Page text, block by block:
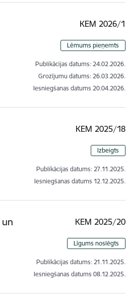
KEM 2026/1
Lēmums pieņemts
Publikācijas datums: 24.02.2026.
Grozījumu datums: 26.03.2026.
Iesniegšanas datums 20.04.2026.
KEM 2025/18
Izbeigts
Publikācijas datums: 27.11.2025.
Iesniegšanas datums 12.12.2025.
KEM 2025/20
Līgums noslēgts
Publikācijas datums: 21.11.2025.
Iesniegšanas datums 08.12.2025.